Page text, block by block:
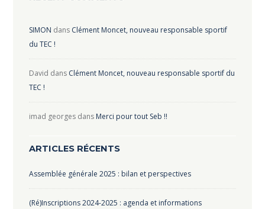
SIMON dans Clément Moncet, nouveau responsable sportif
du TEC !
David dans Clément Moncet, nouveau responsable sportif du
TEC !
imad georgesdans Merci pour tout Seb !!
ARTICLES RÉCENTS
Assemblée générale 2025 : bilan et perspectives
(Ré)Inscriptions 2024-2025 : agenda et informations